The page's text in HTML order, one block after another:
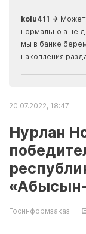
kolu411 → Может
нормально а не
мы в банке
накопления
20.07.2022, 18:47
Нурлан
Госинформзаказ